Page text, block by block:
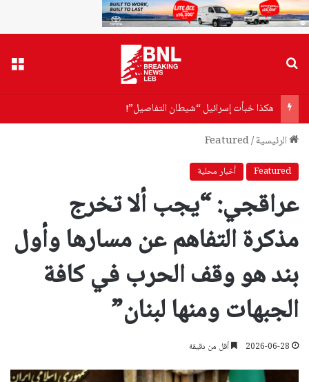
هكذا خبأت إسرائيل “شيطان التفاصيل”!
الرئيسية/
Featured
Featured أخبار محلية
عراقجي: “يجب ألا تخرج
مذكرة التفاهم عن مسارها وأول
بند هو وقف الحرب في كافة
الجبهات ومنها لبنان”
2026-06-28 أقل من دقيقة